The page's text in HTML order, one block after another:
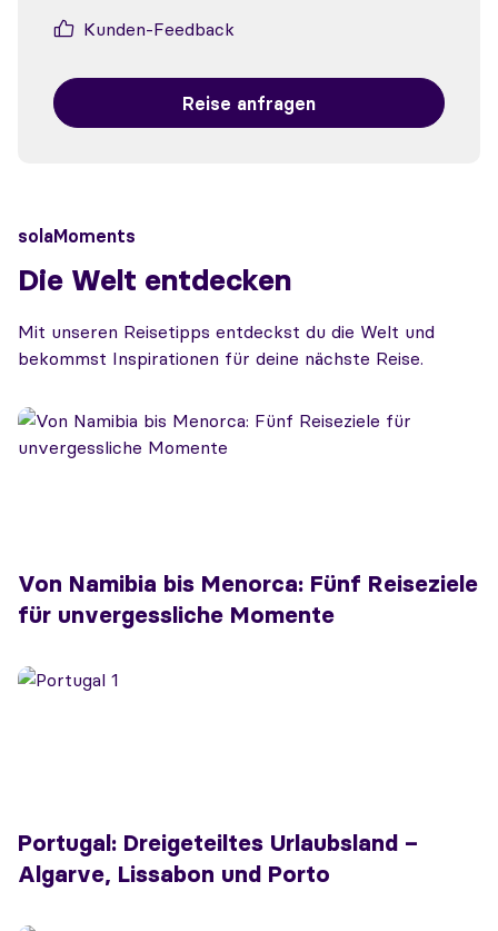
Kunden-Feedback
Reise anfragen
solaMoments
Die Welt entdecken
Mit unseren Reisetipps entdeckst du die Welt und
bekommst Inspirationen für deine nächste Reise.
Von Namibia bis Menorca: Fünf Reiseziele
für unvergessliche Momente
Portugal: Dreigeteiltes Urlaubsland –
Algarve, Lissabon und Porto